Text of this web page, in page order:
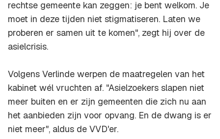
rechtse gemeente kan zeggen: je bent welkom. Je
moet in deze tijden niet stigmatiseren. Laten we
proberen er samen uit te komen", zegt hij over de
asielcrisis.
Volgens Verlinde werpen de maatregelen van het
kabinet wél vruchten af. "Asielzoekers slapen niet
meer buiten en er zijn gemeenten die zich nu aan
het aanbieden zijn voor opvang. En de dwang is er
niet meer", aldus de VVD'er.